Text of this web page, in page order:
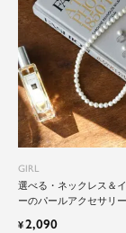
そんな気
ドガールで
GIRL
選べる・ネックレス＆
ーのパールアクセサリ
¥2,090